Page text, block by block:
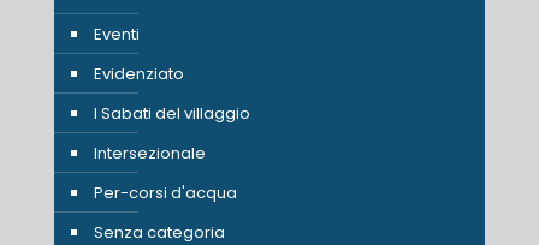
Eventi
Evidenziato
I Sabati del villaggio
Intersezionale
Per-corsi d'acqua
Senza categoria